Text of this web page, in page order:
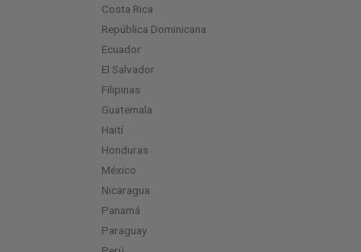
Costa Rica
República Dominicana
Ecuador
El Salvador
Filipinas
Guatemala
Haití
Honduras
México
Nicaragua
Panamá
Paraguay